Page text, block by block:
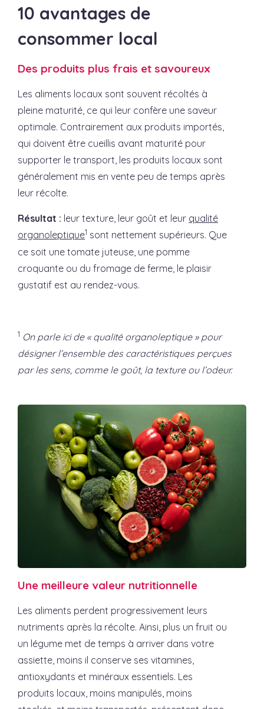
10 avantages de
consommer local
Des produits plus frais et savoureux
Les aliments locaux sont souvent récoltés à
pleine maturité, ce qui leur confère une saveur
optimale. Contrairement aux produits importés,
qui doivent être cueillis avant maturité pour
supporter le transport, les produits locaux sont
généralement mis en vente peu de temps après
leur récolte.
Résultat : leur texture, leur goût et leur qualité
organoleptique1 sont nettement supérieurs. Que
ce soit une tomate juteuse, une pomme
croquante ou du fromage de ferme, le plaisir
gustatif est au rendez-vous.
1 On parle ici de « qualité organoleptique » pour
désigner l’ensemble des caractéristiques perçues
par les sens, comme le goût, la texture ou l’odeur.
Une meilleure valeur nutritionnelle
Les aliments perdent progressivement leurs
nutriments après la récolte. Ainsi, plus un fruit ou
un légume met de temps à arriver dans votre
assiette, moins il conserve ses vitamines,
antioxydants et minéraux essentiels. Les
produits locaux, moins manipulés, moins